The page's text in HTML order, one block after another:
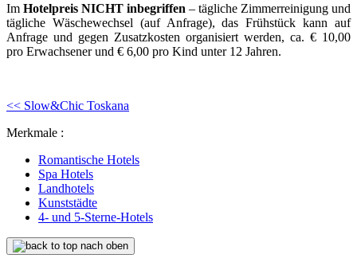
Im Hotelpreis NICHT inbegriffen – tägliche Zimmerreinigung und
tägliche Wäschewechsel (auf Anfrage), das Frühstück kann auf
Anfrage und gegen Zusatzkosten organisiert werden, ca. € 10,00
pro Erwachsener und € 6,00 pro Kind unter 12 Jahren.
<< Slow&Chic Toskana
Merkmale :
Romantische Hotels
Spa Hotels
Landhotels
Kunststädte
4- und 5-Sterne-Hotels
nach oben